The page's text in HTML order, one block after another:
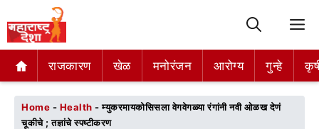
राजकारण खेळ मनोरंजन आरोग्य गुन्हे
राजकारण खेळ मनोरंजन आरोग्य गुन्हे
Home - Health -म्युकरमायकोसिसला वेगवेगळ्या रंगांनी नवी ओळख देणं
चूकीचे ; तज्ञांचे स्पष्टीकरण